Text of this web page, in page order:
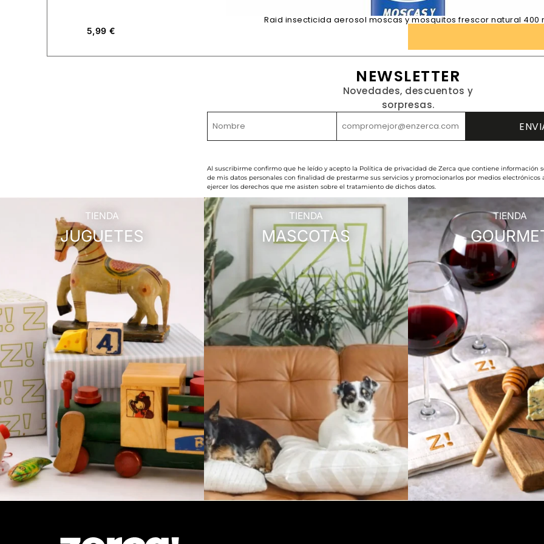
Raid insecticida aerosol moscas y mosquitos frescor natural 400
5,99€
NEWSLETTER
Novedades, descuentos y
sorpresas.
Al suscribirme confirmo que he leído y acepto la Política de privacidad de Zerca que contiene información
de mis datos personales con finalidad de prestarme sus servicios y promocionarlos por medios electrónicos
ejercer los derechos que me asisten sobre el tratamiento de dichos datos.
TIENDA
JUGUETES
TIENDA
MASCOTAS
TIENDA